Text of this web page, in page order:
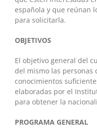
española y que reúnan
para solicitarla.
OBJETIVOS
El objetivo general del
del mismo las personas
conocimientos
elaboradas por el
para obtener la
PROGRAMA GENERAL